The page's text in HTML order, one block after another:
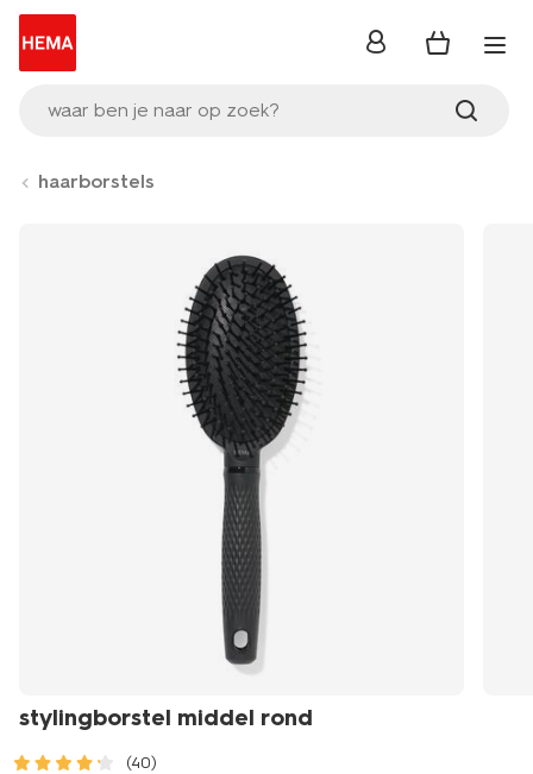
waar ben je naar op zoek?
inloggen
haarborstels
stylingborstel middel rond
(40)